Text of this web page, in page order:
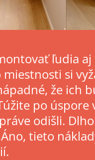
ľudia
si
že
po úspore
odišli.
tieto